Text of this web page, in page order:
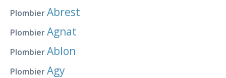
PlombierAbrest
PlombierAgnat
PlombierAblon
PlombierAgy